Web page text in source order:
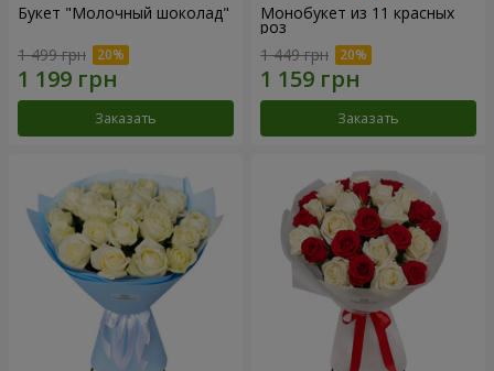
Букет "Молочный шоколад"
1 499 грн
Заказать
Монобукет из 11 красных
роз
1 449 грн
Заказать